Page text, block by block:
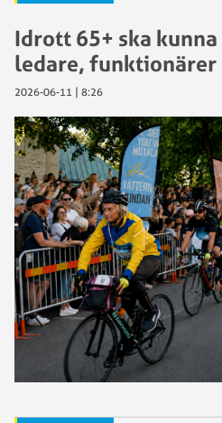
Idrott 65+ ska
ledare,
2026-06-11 | 8:26